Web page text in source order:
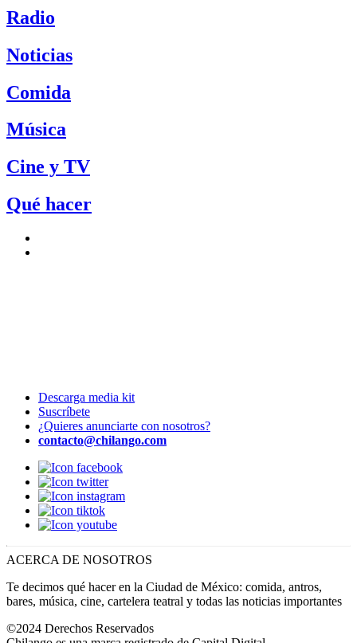
Radio
Noticias
Comida
Música
Cine y TV
Qué hacer
Descarga media kit
Suscríbete
¿Quieres anunciarte con nosotros?
contacto@chilango.com
ACERCA DE NOSOTROS
Te decimos qué hacer en la Ciudad de México: comida, antros,
bares, música, cine, cartelera teatral y todas las noticias importantes
©2024 Derechos Reservados